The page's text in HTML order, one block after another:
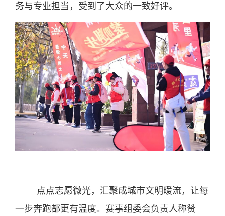
务与专业担当，受到了大众的一致好评。
点点志愿微光，汇聚成城市文明暖流，让每
一步奔跑都更有温度。赛事组委会负责人称赞